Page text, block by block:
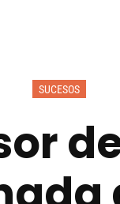
SUCESOS